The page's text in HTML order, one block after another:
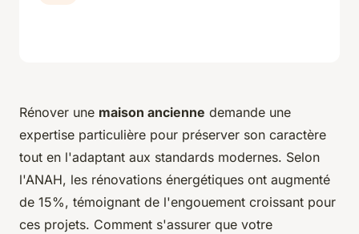
Rénover une maison ancienne demande une
expertise particulière pour préserver son caractère
tout en l'adaptant aux standards modernes. Selon
l'ANAH, les rénovations énergétiques ont augmenté
de 15%, témoignant de l'engouement croissant pour
ces projets. Comment s'assurer que votre